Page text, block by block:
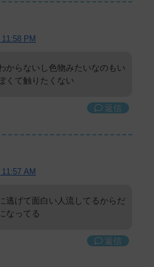
PM
からないし色物みたいなのもい
くて触りたくない
返信
AM
逃げて面白い人流してるからだ
なってる
返信